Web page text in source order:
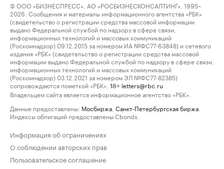
© ООО «БИЗНЕСПРЕСС», АО «РОСБИЗНЕСКОНСАЛТИНГ», 1995–
2026. Сообщения и материалы информационного агентства «РБК»
(свидетельство о регистрации средства массовой информации
выдано Федеральной службой по надзору в сфере связи,
информационных технологий и массовых коммуникаций
(Роскомнадзор) 09.12.2015 за номером ИА №ФС77-63848) и сетевого
издания «РБК» (свидетельство о регистрации средства массовой
информации выдано Федеральной службой по надзору в сфере связи,
информационных технологий и массовых коммуникаций
(Роскомнадзор) 03.12.2021 за номером ЭЛ №ФС77-82385)
сопровождаются пометкой «РБК».
18+ letters@rbc.ru
Владельцем сайта является информационное агентство «РБК».
Данные предоставлены: Мосбиржа Санкт-Петербургская биржа
Индексы облигаций предоставлены Cbonds.
Информация об ограничениях
О соблюдении авторских прав
Пользовательское соглашение